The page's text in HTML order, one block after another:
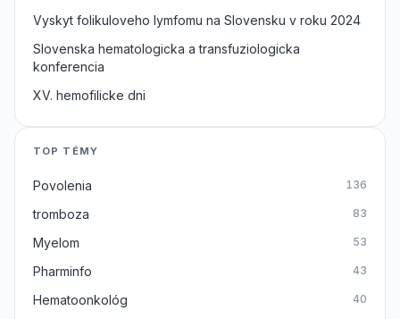
Vyskyt folikuloveho lymfomu na Slovensku v roku 2024
Slovenska hematologicka a transfuziologicka
konferencia
XV. hemofilicke dni
TOP TÉMY
Povolenia 136
tromboza 83
Myelom 53
Pharminfo 43
Hematoonkológ 40